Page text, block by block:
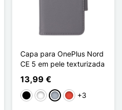
Capa para OnePlus Nord
CE 5 em pele texturizada
13,99 €
PretoBrancoCinzento
Vermelho
+3